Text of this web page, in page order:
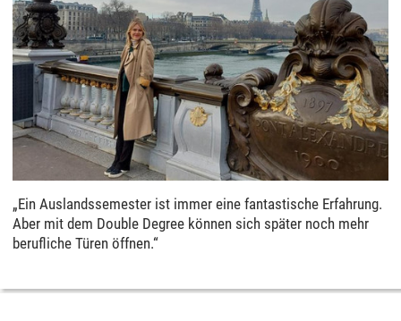
„Ein Auslandssemester ist immer eine fantastische Erfahrung.
Aber mit dem Double Degree können sich später noch mehr
berufliche Türen öffnen.“